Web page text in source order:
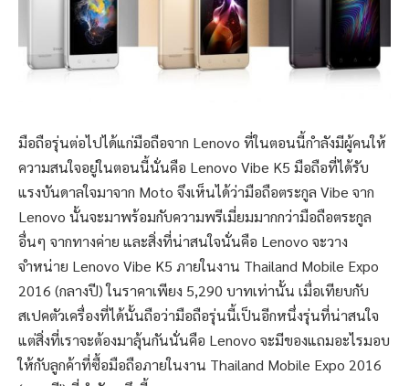
มือถือรุ่นต่อไปได้แก่มือถือจาก Lenovo ที่ในตอนนี้กำลังมีผู้คนให้
ความสนใจอยู่ในตอนนี้นั่นคือ Lenovo Vibe K5 มือถือที่ได้รับ
แรงบันดาลใจมาจาก Moto จึงเห็นได้ว่ามือถือตระกูล Vibe จาก
Lenovo นั้นจะมาพร้อมกับความพรีเมี่ยมมากกว่ามือถือตระกูล
อื่นๆ จากทางค่าย และสิ่งที่น่าสนใจนั่นคือ Lenovo จะวาง
จำหน่าย Lenovo Vibe K5 ภายในงาน Thailand Mobile Expo
2016 (กลางปี) ในราคาเพียง 5,290 บาทเท่านั้น เมื่อเทียบกับ
สเปคตัวเครื่องที่ได้นั้นถือว่ามือถือรุ่นนี้เป็นอีกหนึ่งรุ่นที่น่าสนใจ
แต่สิ่งที่เราจะต้องมาลุ้นกันนั่นคือ Lenovo จะมีของแถมอะไรมอบ
ให้กับลูกค้าที่ซื้อมือถือภายในงาน Thailand Mobile Expo 2016